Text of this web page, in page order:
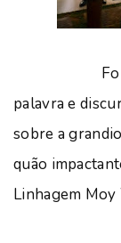
Foram
palavra e
sobre a
quão
Linhagem Moy